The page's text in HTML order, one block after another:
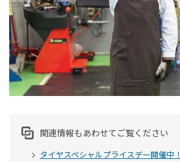
関連情報もあわせてご覧ください
タイヤスペシャルプライスデー開催中！